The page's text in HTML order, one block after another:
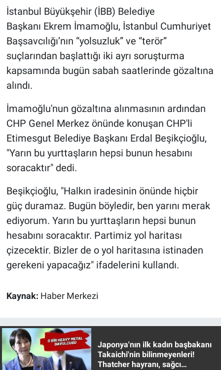
İstanbul Büyükşehir (İBB) Belediye
Başkanı Ekrem İmamoğlu, İstanbul Cumhuriyet
Başsavcılığı’nın “yolsuzluk” ve “terör”
suçlarından başlattığı iki ayrı soruşturma
kapsamında bugün sabah saatlerinde gözaltına
alındı.
İmamoğlu'nun gözaltına alınmasının ardından
CHP Genel Merkez önünde konuşan CHP'li
Etimesgut Belediye Başkanı Erdal Beşikçioğlu,
"Yarın bu yurttaşların hepsi bunun hesabını
soracaktır" dedi.
Beşikçioğlu, "Halkın iradesinin önünde hiçbir
güç duramaz. Bugün böyledir, ben yarını merak
ediyorum. Yarın bu yurttaşların hepsi bunun
hesabını soracaktır. Partimiz yol haritası
çizecektir. Bizler de o yol haritasına istinaden
gerekeni yapacağız" ifadelerini kullandı.
Kaynak: Haber Merkezi
Japonya'nın ilk kadın başbakanı
Takaichi'nin bilinmeyenleri!
Thatcher hayranı, sağcı
Gündem Özel
Günün görüntüsü
Haber
İlan
Kimdir
Kültür Sanat
Nedir
Popüler
Programlar
Teknoloji
Türkiye'nin Geleceği